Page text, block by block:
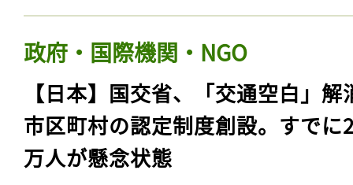
政府・国際機関・NGO
【日本】国交省、「交通空白」解
市区町村の認定制度創設。すでに
万人が懸念状態